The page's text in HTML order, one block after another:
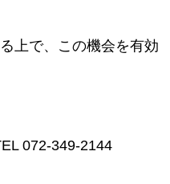
上で、この機会を有効
072-349-2144